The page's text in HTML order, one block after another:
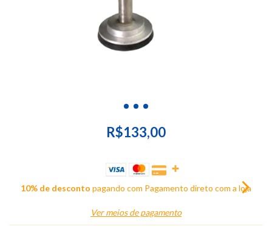
R$133,00
10% de desconto pagando com Pagamento direto com a loja
Ver meios de pagamento